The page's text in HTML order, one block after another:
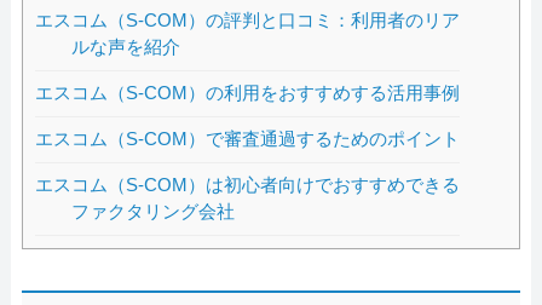
エスコム（S-COM）の評判と口コミ：利用者のリア
ルな声を紹介
エスコム（S-COM）の利用をおすすめする活用事例
エスコム（S-COM）で審査通過するためのポイント
エスコム（S-COM）は初心者向けでおすすめできる
ファクタリング会社